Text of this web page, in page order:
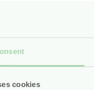
cookies
zonder rafels
12 lagen
verpakt